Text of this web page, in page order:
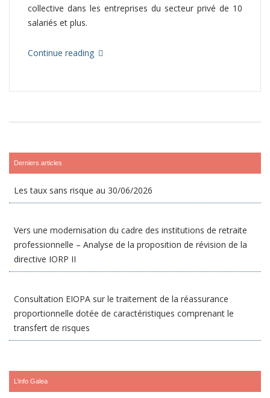
collective dans les entreprises du secteur privé de 10
salariés et plus.
Continue reading
Derniers articles
Les taux sans risque au 30/06/2026
Vers une modernisation du cadre des institutions de retraite
professionnelle – Analyse de la proposition de révision de la
directive IORP II
Consultation EIOPA sur le traitement de la réassurance
proportionnelle dotée de caractéristiques comprenant le
transfert de risques
L’info Galea